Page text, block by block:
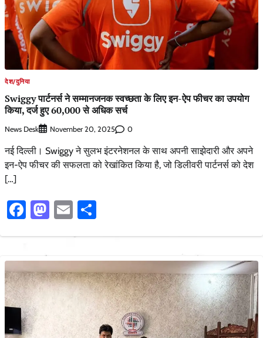
देश/दुनिया
Swiggy पार्टनर्स ने सम्मानजनक स्वच्छता के लिए इन-ऐप फीचर का उपयोग
किया, दर्ज हुए 60,000 से अधिक सर्च
News Desk November 20, 2025 0
नई दिल्ली। Swiggy ने सुलभ इंटरनेशनल के साथ अपनी साझेदारी और अपने
इन-ऐप फीचर की सफलता को रेखांकित किया है, जो डिलीवरी पार्टनर्स को देश
[…]
Facebook
Mastodon
Email